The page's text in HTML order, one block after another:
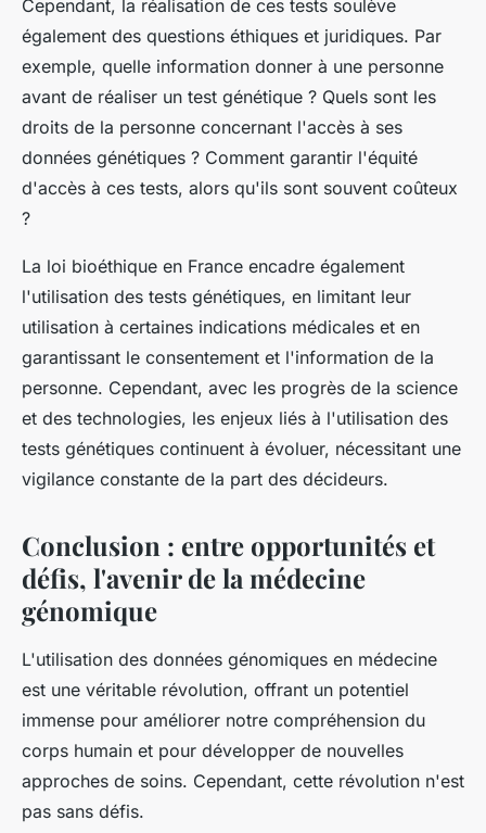
Cependant, la réalisation de ces tests soulève
également des questions éthiques et juridiques. Par
exemple, quelle information donner à une personne
avant de réaliser un test génétique ? Quels sont les
droits de la personne concernant l'accès à ses
données génétiques ? Comment garantir l'équité
d'accès à ces tests, alors qu'ils sont souvent coûteux
?
La loi bioéthique en France encadre également
l'utilisation des tests génétiques, en limitant leur
utilisation à certaines indications médicales et en
garantissant le consentement et l'information de la
personne. Cependant, avec les progrès de la science
et des technologies, les enjeux liés à l'utilisation des
tests génétiques continuent à évoluer, nécessitant une
vigilance constante de la part des décideurs.
Conclusion : entre opportunités et
défis, l'avenir de la médecine
génomique
L'utilisation des données génomiques en médecine
est une véritable révolution, offrant un potentiel
immense pour améliorer notre compréhension du
corps humain et pour développer de nouvelles
approches de soins. Cependant, cette révolution n'est
pas sans défis.